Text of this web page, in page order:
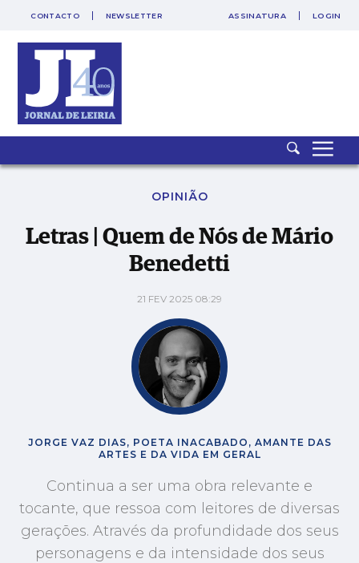
CONTACTO NEWSLETTER ASSINATURA LOGIN
Letras | Quem de Nós de Mário Benedetti
OPINIÃO
Letras | Quem de Nós de Mário
Benedetti
21 FEV 2025 08:29
JORGE VAZ DIAS, POETA INACABADO, AMANTE DAS
ARTES E DA VIDA EM GERAL
Continua a ser uma obra relevante e
tocante, que ressoa com leitores de diversas
gerações. Através da profundidade dos seus
personagens e da intensidade dos seus